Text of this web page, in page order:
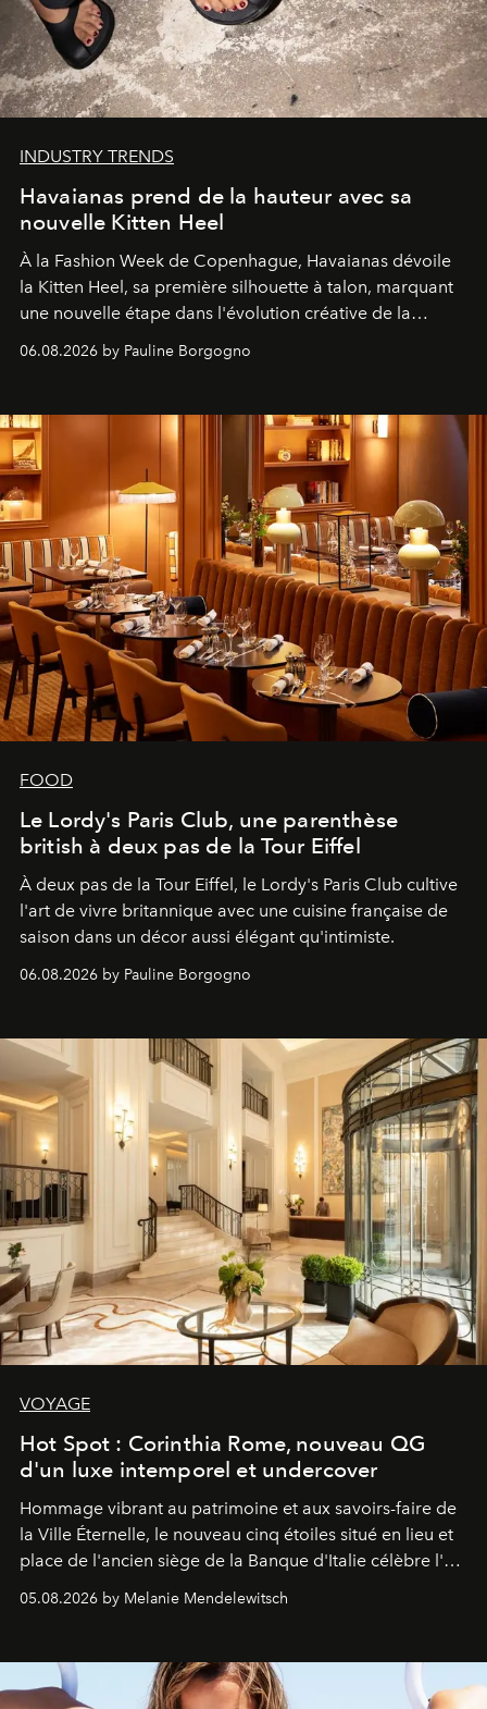
INDUSTRY TRENDS
Havaianas prend de la hauteur avec sa
nouvelle Kitten Heel
À la Fashion Week de Copenhague, Havaianas dévoile
la Kitten Heel, sa première silhouette à talon, marquant
une nouvelle étape dans l'évolution créative de la
06.08.2026 by Pauline Borgogno
FOOD
Le Lordy's Paris Club, une parenthèse
british à deux pas de la Tour Eiffel
À deux pas de la Tour Eiffel, le Lordy's Paris Club cultive
l'art de vivre britannique avec une cuisine française de
saison dans un décor aussi élégant qu'intimiste.
06.08.2026 by Pauline Borgogno
VOYAGE
Hot Spot : Corinthia Rome, nouveau QG
d'un luxe intemporel et undercover
Hommage vibrant au patrimoine et aux savoirs-faire de
la Ville Éternelle, le nouveau cinq étoiles situé en lieu et
place de l'ancien siège de la Banque d'Italie célèbre l'art
05.08.2026 by Melanie Mendelewitsch